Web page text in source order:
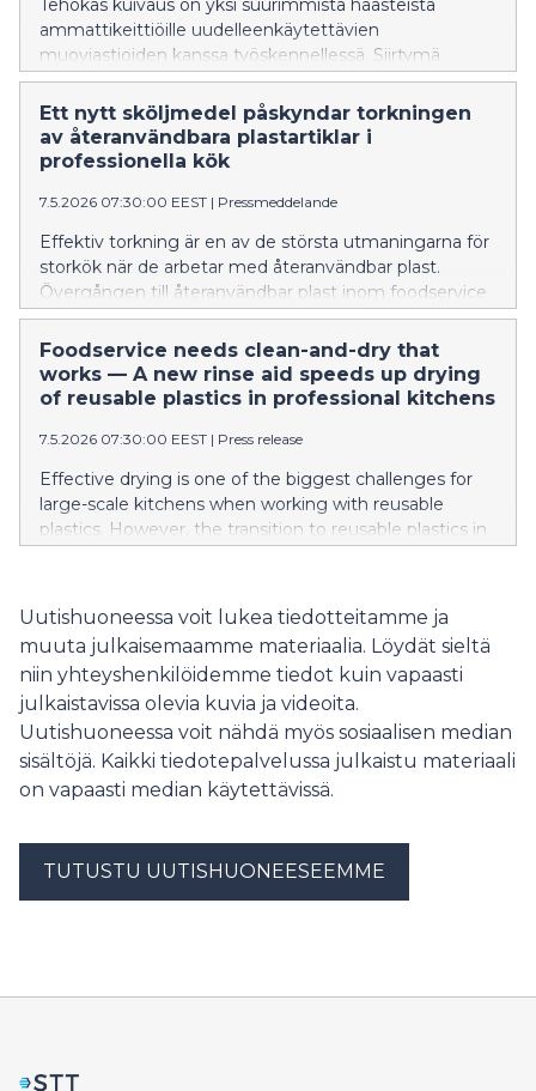
Tehokas kuivaus on yksi suurimmista haasteista
ammattikeittiöille uudelleenkäytettävien
muoviastioiden kanssa työskennellessä. Siirtymä
uudelleenkäytettäviin muoveihin ravintola-alalla
kuitenkin kiihtyy nopeasti EU:n tiukentuvien
kertakäyttömuovimääräysten myötä. Tilanteen
helpottamiseksi on lanseerattu uusi
Ett nytt sköljmedel påskyndar torkningen
av återanvändbara plastartiklar i
professionella kök
7.5.2026 07:30:00 EEST | Pressmeddelande
Effektiv torkning är en av de största utmaningarna för
storkök när de arbetar med återanvändbar plast.
Övergången till återanvändbar plast inom foodservice
accelererar dock snabbt, driven av EU:s allt striktare
regler mot engångsplast. En ny sköljmedelsinnovation
har lanserats för att underlätta denna övergång.
Foodservice needs clean-and-dry that
works — A new rinse aid speeds up drying
of reusable plastics in professional kitchens
7.5.2026 07:30:00 EEST | Press release
Effective drying is one of the biggest challenges for
large-scale kitchens when working with reusable
plastics. However, the transition to reusable plastics in
innovation has been launched to help ease this.
Uutishuoneessa voit lukea tiedotteitamme ja
muuta julkaisemaamme materiaalia. Löydät sieltä
niin yhteyshenkilöidemme tiedot kuin vapaasti
julkaistavissa olevia kuvia ja videoita.
Uutishuoneessa voit nähdä myös sosiaalisen median
sisältöjä. Kaikki tiedotepalvelussa julkaistu materiaali
on vapaasti median käytettävissä.
TUTUSTU UUTISHUONEESEEMME